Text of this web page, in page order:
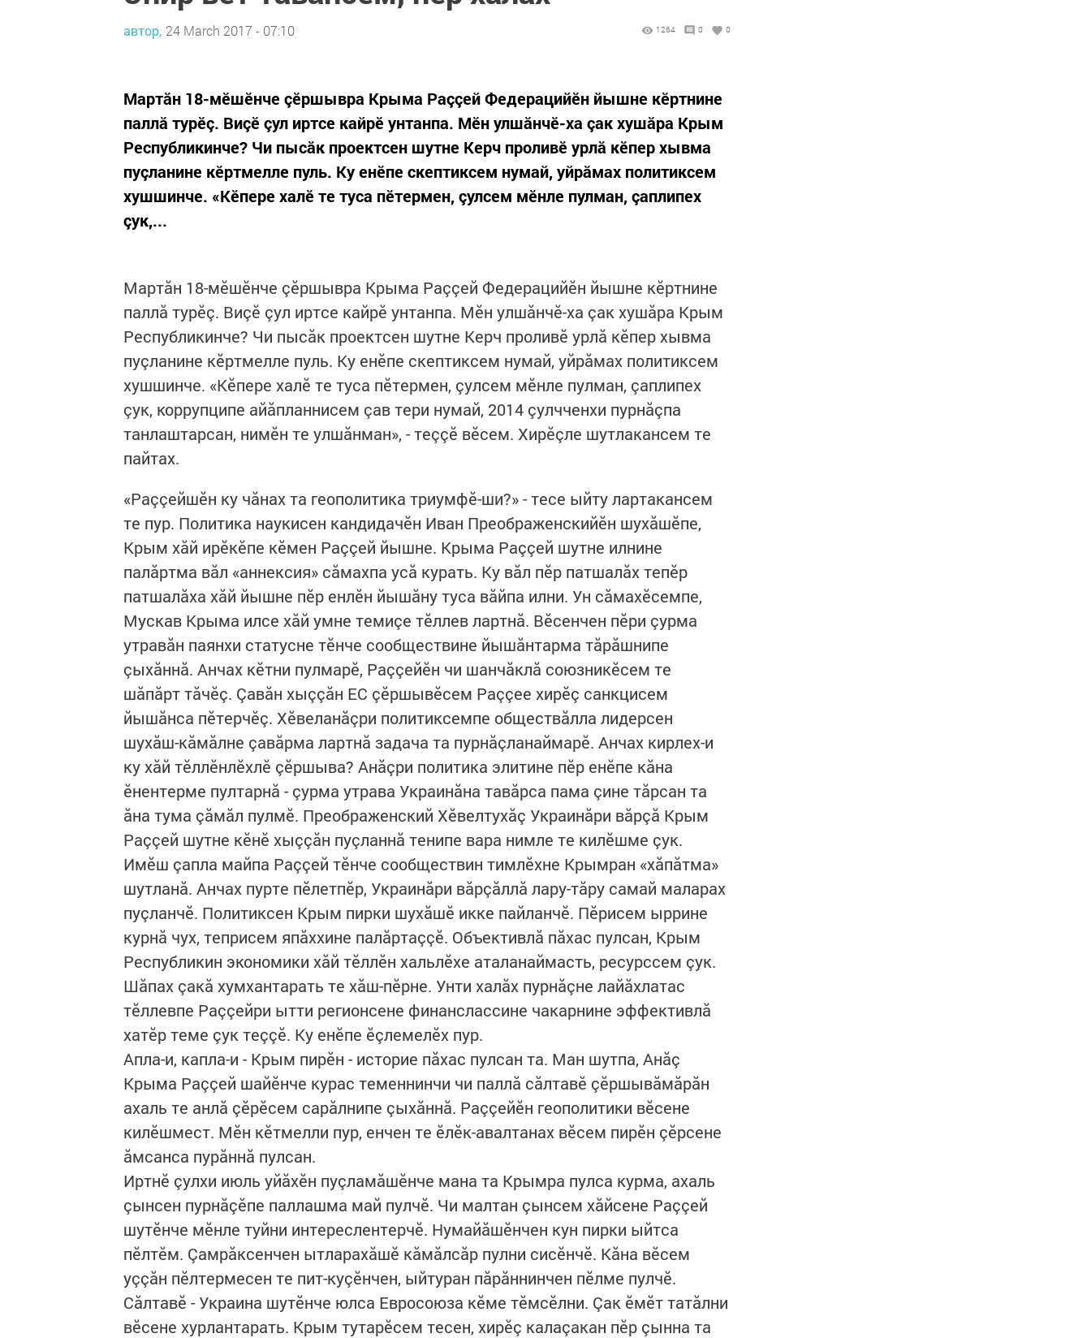
автор, 24 March 2017 - 07:10 1264 0 0
Мартăн 18-мӗшӗнче çӗршывра Крыма Раççей Федерацийӗн йышне кӗртнине
паллă турӗç. Виçӗ çул иртсе кайрӗ унтанпа. Мӗн улшăнчӗ-ха çак хушăра Крым
Республикинче? Чи пысăк проектсен шутне Керч проливӗ урлă кӗпер хывма
пуçланине кӗртмелле пуль. Ку енӗпе скептиксем нумай, уйрăмах политиксем
хушшинче. «Кӗпере халӗ те туса пӗтермен, çулсем мӗнле пулман, çаплипех
çук,...
Мартăн 18-мӗшӗнче çӗршывра Крыма Раççей Федерацийӗн йышне кӗртнине
паллă турӗç. Виçӗ çул иртсе кайрӗ унтанпа. Мӗн улшăнчӗ-ха çак хушăра Крым
Республикинче? Чи пысăк проектсен шутне Керч проливӗ урлă кӗпер хывма
пуçланине кӗртмелле пуль. Ку енӗпе скептиксем нумай, уйрăмах политиксем
хушшинче. «Кӗпере халӗ те туса пӗтермен, çулсем мӗнле пулман, çаплипех
çук, коррупципе айăпланнисем çав тери нумай, 2014 çулчченхи пурнăçпа
танлаштарсан, нимӗн те улшăнман», - теççӗ вӗсем. Хирӗçле шутлакансем те
пайтах.
«Раççейшӗн ку чăнах та гео­политика триумфӗ-ши?» - тесе ыйту лартакансем
те пур. Политика наукисен кандидачӗн Иван Преображенскийӗн шухăшӗпе,
Крым хăй ирӗкӗпе кӗмен Раççей йышне. Крыма Раççей шутне илнине
палăртма вăл «аннексия» сăмахпа усă курать. Ку вăл пӗр патшалăх тепӗр
патшалăха хăй йышне пӗр енлӗн йышăну туса вăйпа илни. Ун сăмахӗсемпе,
Мускав Крыма илсе хăй умне темиçе тӗллев лартнă. Вӗсенчен пӗри çурма
утравăн паянхи статусне тӗнче сообществине йышăнтарма тăрăшнипе
çыхăннă. Анчах кӗтни пулмарӗ, Раççейӗн чи шанчăклă союзникӗсем те
шăпăрт тăчӗç. Çавăн хыççăн ЕС çӗршывӗсем Раççее хирӗç санкцисем
йышăнса пӗтерчӗç. Хӗвеланăçри политиксемпе обществăлла лидерсен
шухăш-кăмăлне çавăрма лартнă задача та пурнăçланаймарӗ. Анчах кирлех-и
ку хăй тӗллӗнлӗхлӗ çӗршыва? Анăçри политика элитине пӗр енӗпе кăна
ӗнентерме пултарнă - çурма утрава Украинăна тавăрса пама çине тăрсан та
ăна тума çăмăл пулмӗ. Преображенский Хӗвелтухăç Украинăри вăрçă Крым
Раççей шутне кӗнӗ хыççăн пуçланнă тенипе вара нимле те килӗшме çук.
Имӗш çапла майпа Раççей тӗнче сообществин тимлӗхне Крымран «хăпăтма»
шутланă. Анчах пурте пӗлетпӗр, Украинăри вăрçăллă лару-тăру самай маларах
пуçланчӗ. Политиксен Крым пирки шухăшӗ икке пайланчӗ. Пӗрисем ыррине
курнă чух, теприсем япăххине палăртаççӗ. Объективлă пăхас пулсан, Крым
Республикин экономики хăй тӗллӗн хальлӗхе аталанаймасть, ресурссем çук.
Шăпах çакă хумхантарать те хăш-пӗрне. Унти халăх пурнăçне лайăхлатас
тӗллевпе Раççейри ытти регионсене финанслассине чакарнине эффективлă
хатӗр теме çук теççӗ. Ку енӗпе ӗçлемелӗх пур.
Апла-и, капла-и - Крым пи­рӗн - историе пăхас пулсан та. Ман шутпа, Анăç
Крыма Раççей шайӗнче курас теменнинчи чи паллă сăлтавӗ çӗршывăмăрăн
ахаль те анлă çӗрӗсем сарăлнипе çыхăннă. Раççейӗн геополитики вӗсене
килӗшмест. Мӗн кӗтмелли пур, енчен те ӗлӗк-авал­танах вӗсем пирӗн çӗрсене
ăмсанса пурăннă пулсан.
Иртнӗ çулхи июль уйăхӗн пуçламăшӗнче мана та Крымра пулса курма, ахаль
çынсен пурнăçӗпе паллашма май пулчӗ. Чи малтан çынсем хăйсене Раççей
шутӗнче мӗнле туйни интереслентерчӗ. Нумайăшӗнчен кун пирки ыйтса
пӗлтӗм. Çамрăксенчен ытларахăшӗ кă­мăлсăр пулни сисӗнчӗ. Кăна вӗсем
уççăн пӗлтермесен те пит-куçӗнчен, ыйтуран пăрăннинчен пӗлме пулчӗ.
Сăлтавӗ - Украина шутӗнче юлса Евросоюза кӗме тӗмсӗлни. Çак ӗмӗт татăлни
вӗсене хурлантарать. Крым тутарӗсем тесен, хирӗç калаçакан пӗр çынна та